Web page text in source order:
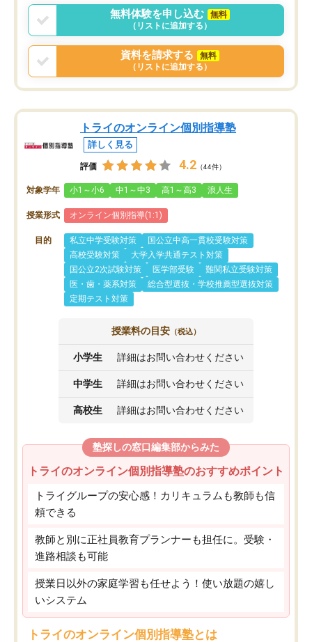
言う事で講師変更の申し出があり、あ
まりに短期での変更だった為、塾に通
う事にして退会しました。遅れも取り
戻せ、授業内容や講師の方は良かった
と思います。
無料体験を申し込む
無料
（リストに追加する）
資料を請求する
無料
（リストに追加する）
トライのオンライン個別指導塾
詳しく見る
評価 4.2 （44件）
対象学年 小1～小6 中1～中3 高1～高3 浪人生
授業形式 オンライン個別指導(1:1)
目的 私立中学受験対策
国公立中高一貫校受験対策
高校受験対策
大学入学共通テスト対策
国公立2次試験対策
医学部受験
難関私立受験対策
医・歯・薬系対策
総合型選抜・学校推薦型選抜対策
定期テスト対策
授業料の目安 （税込）
小学生 詳細はお問い合わせください
中学生 詳細はお問い合わせください
高校生 詳細はお問い合わせください
塾探しの窓口編集部からみた
トライのオンライン個別指導塾のおすすめポイント
トライグループの安心感！カリキュラムも教師も信
頼できる
教師と別に正社員教育プランナーも担任に。受験・
進路相談も可能
授業日以外の家庭学習も任せよう！使い放題の嬉し
いシステム
トライのオンライン個別指導塾とは